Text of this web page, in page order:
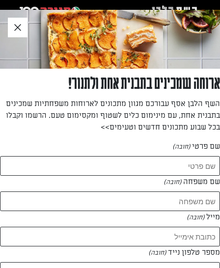
לאזור
תוכן
תחתון
אפרת סקירה
—
המתכונים של אפרת סקירה
1 מתכונים
ארוחה שמכינים בתבנית אחת ולתנור!
השף הלבן אסף עבורכם מגוון מתכונים לארוחות משפחתיות שמכינים
בתבנית אחת, עם מינימום כלים לשטוף ומקסימום טעם. הרשמו וקבלו
בכל שבוע מתכונים חדשים וטעימים>>
שם פרטי(חובה)
שם משפחה (חובה)
מייל(חובה)
מספר טלפון נייד(חובה)